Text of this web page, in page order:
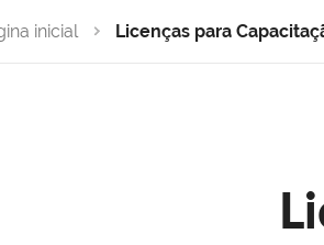
inicial Licenças para